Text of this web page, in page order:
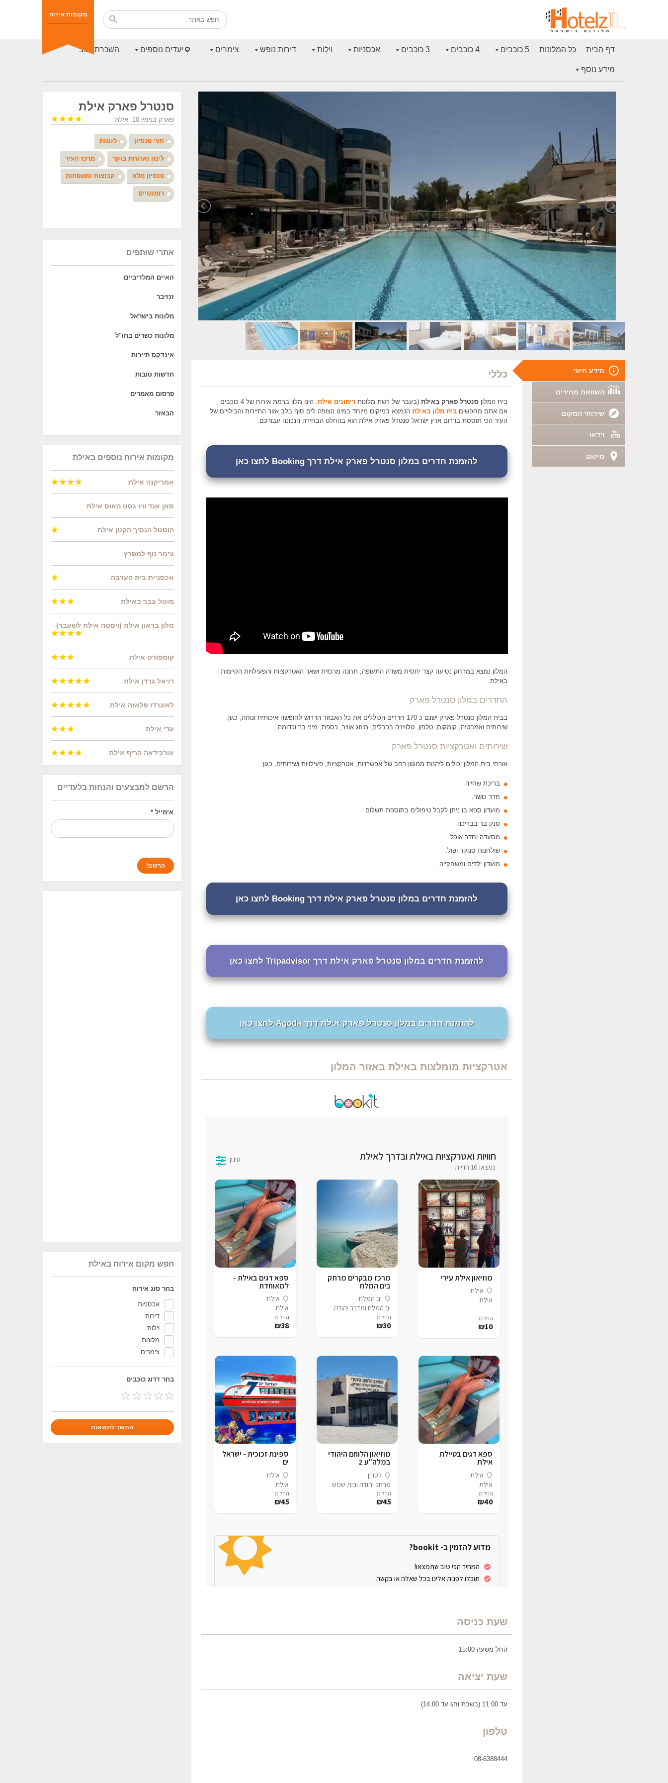
מקומות אירוח
דף הבית כל המלונות 5 כוכבים 4 כוכבים 3 כוכבים אכסניות וילות דירות נופש צימרים יעדים נוספים השכרת רכב
מידע נוסף
דף הבית סנטרל פארק אילת
מידע חיוני
השוואת מחירים
שירותי המקום
וידאו
מיקום
כללי
בית המלון סנטרל פארק באילת(בעבר של רשת מלונותרימונים אילת
. הינו מלון ברמת אירוח של 4 כוכבים ,
אם אתם מחפשים בית מלון באילתהנמצא במיקום מיוחד במינו הצופה לים סוף בלב אזור התיירות והבילויים של
העיר הכי תוססת בדרום ארץ ישראל סנטרל פארק אילת הוא בהחלט הבחירה הנכונה עבורכם.
להזמנת חדרים במלון סנטרל פארק אילת דרך Booking לחצו כאן
המלון נמצא במרחק נסיעה קצר יחסית משדה התעופה, תחנה מרכזית ושאר האטרקציות והפעילויות הקיימות
באילת.
החדרים במלון סנטרל פארק
בבית המלון סנטרל פארק ישנם כ 170 חדרים הכוללים את כל האבזור הדרוש לחופשה איכותית ונוחה, כגון:
שירותים ואמבטיה, קומקום, טלפון, טלוויזיה בכבלים, מיזוג אוויר, כספת, מיני בר וכדומה.
שירותים ואטרקציות סנטרל פארק
אורחי בית המלון יכולים ליהנות ממגוון רחב של אפשרויות, אטרקציות, פעילויות ושירותים, כגון:
בריכת שחייה.
חדר כושר.
מועדון ספא בו ניתן לקבל טיפולים בתוספת תשלום.
סנק בר בבריכה.
מסעדה וחדר אוכל.
שולחנות סנוקר ופול.
מועדון ילדים ומשחקייה.
להזמנת חדרים במלון סנטרל פארק אילת דרך Booking לחצו כאן
להזמנת חדרים במלון סנטרל פארק אילת דרך Tripadvisor לחצו כאן
להזמנת חדרים במלון סנטרל פארק אילת דרך Agoda לחצו כאן
אטרקציות מומלצות באילת באזור המלון
שעת כניסה
החל משעה 15:00
שעת יציאה
עד 11:00 (בשבת וחג עד 14:00)
טלפון
08-6388444
סנטרל פארק אילת



 פארק בנימין 10, אילת
חצי פנסיון לזוגות
לינה וארוחת בוקר מרכז העיר
פנסיון מלא קבוצות ומשפחות
רומנטיים
חפש מקום אירוח באילת
בחר סוג אירוח
אכסניות
דירות
וילות
מלונות
צימרים
בחר דרוג כוכבים
הרשם למבצעים והנחות בלעדיים
אימייל*
מקומות אירוח נוספים באילת
אמריקנה אילת 



סאן אנד וויו גסט האוס אילת
הוסטל הנסיך הקטן אילת 
צימר נוף למפרץ
אכסניית בית הערבה 
מוטל צבר באילת 


מלון בראון אילת (ויסטה אילת לשעבר)




קומפורט אילת 


רויאל גרדן אילת 




לאונרדו פלאזה אילת 




עדי אילת 


אורכידאה הריף אילת 



אתרי שותפים
האיים המלדיביים
זנזיבר
מלונות בישראל
מלונות כשרים בחו"ל
אינדקס תיירות
חדשות טובות
פרסום מאמרים
הבאזר